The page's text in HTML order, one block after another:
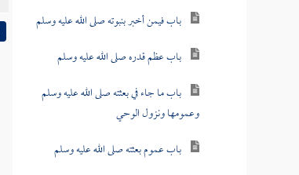
باب فيمن أخبر بنبوته صلى الله عليه وسلم
باب عظم قدره صلى الله عليه وسلم
باب ما جاء في بعثته صلى الله عليه وسلم
وعمومها ونزول الوحي
باب عموم بعثته صلى الله عليه وسلم